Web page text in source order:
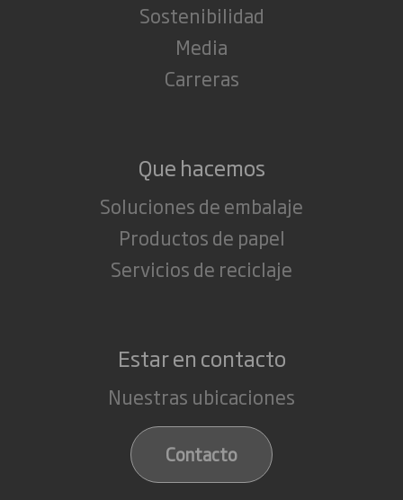
Sostenibilidad
Media
Carreras
Que hacemos
Soluciones de embalaje
Productos de papel
Servicios de reciclaje
Estar en contacto
Nuestras ubicaciones
Contacto